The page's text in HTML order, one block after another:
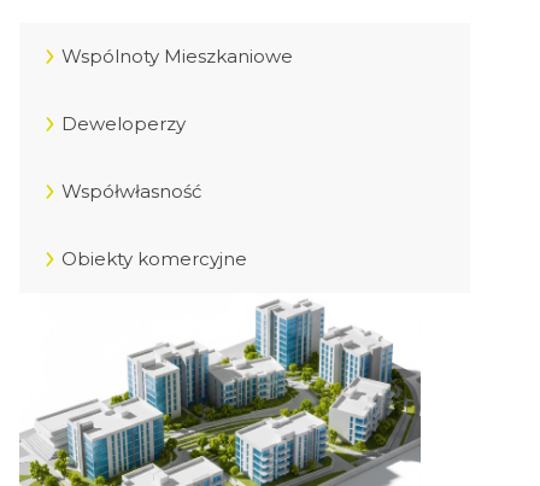
Wspólnoty Mieszkaniowe
Deweloperzy
Współwłasność
Obiekty komercyjne